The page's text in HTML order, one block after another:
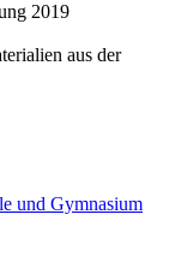
2019
aus der
und Gymnasium